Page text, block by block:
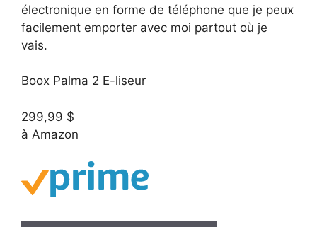
électronique en forme de téléphone que je peux
facilement emporter avec moi partout où je
vais.
Boox Palma 2 E-liseur
299,99 $
à Amazon